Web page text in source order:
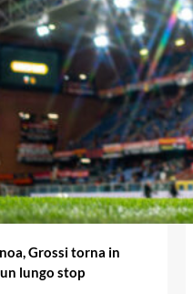
Grossi torna in
lungo stop